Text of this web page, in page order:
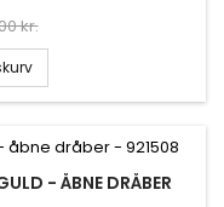
kr.
- ÅBNE DRÅBER